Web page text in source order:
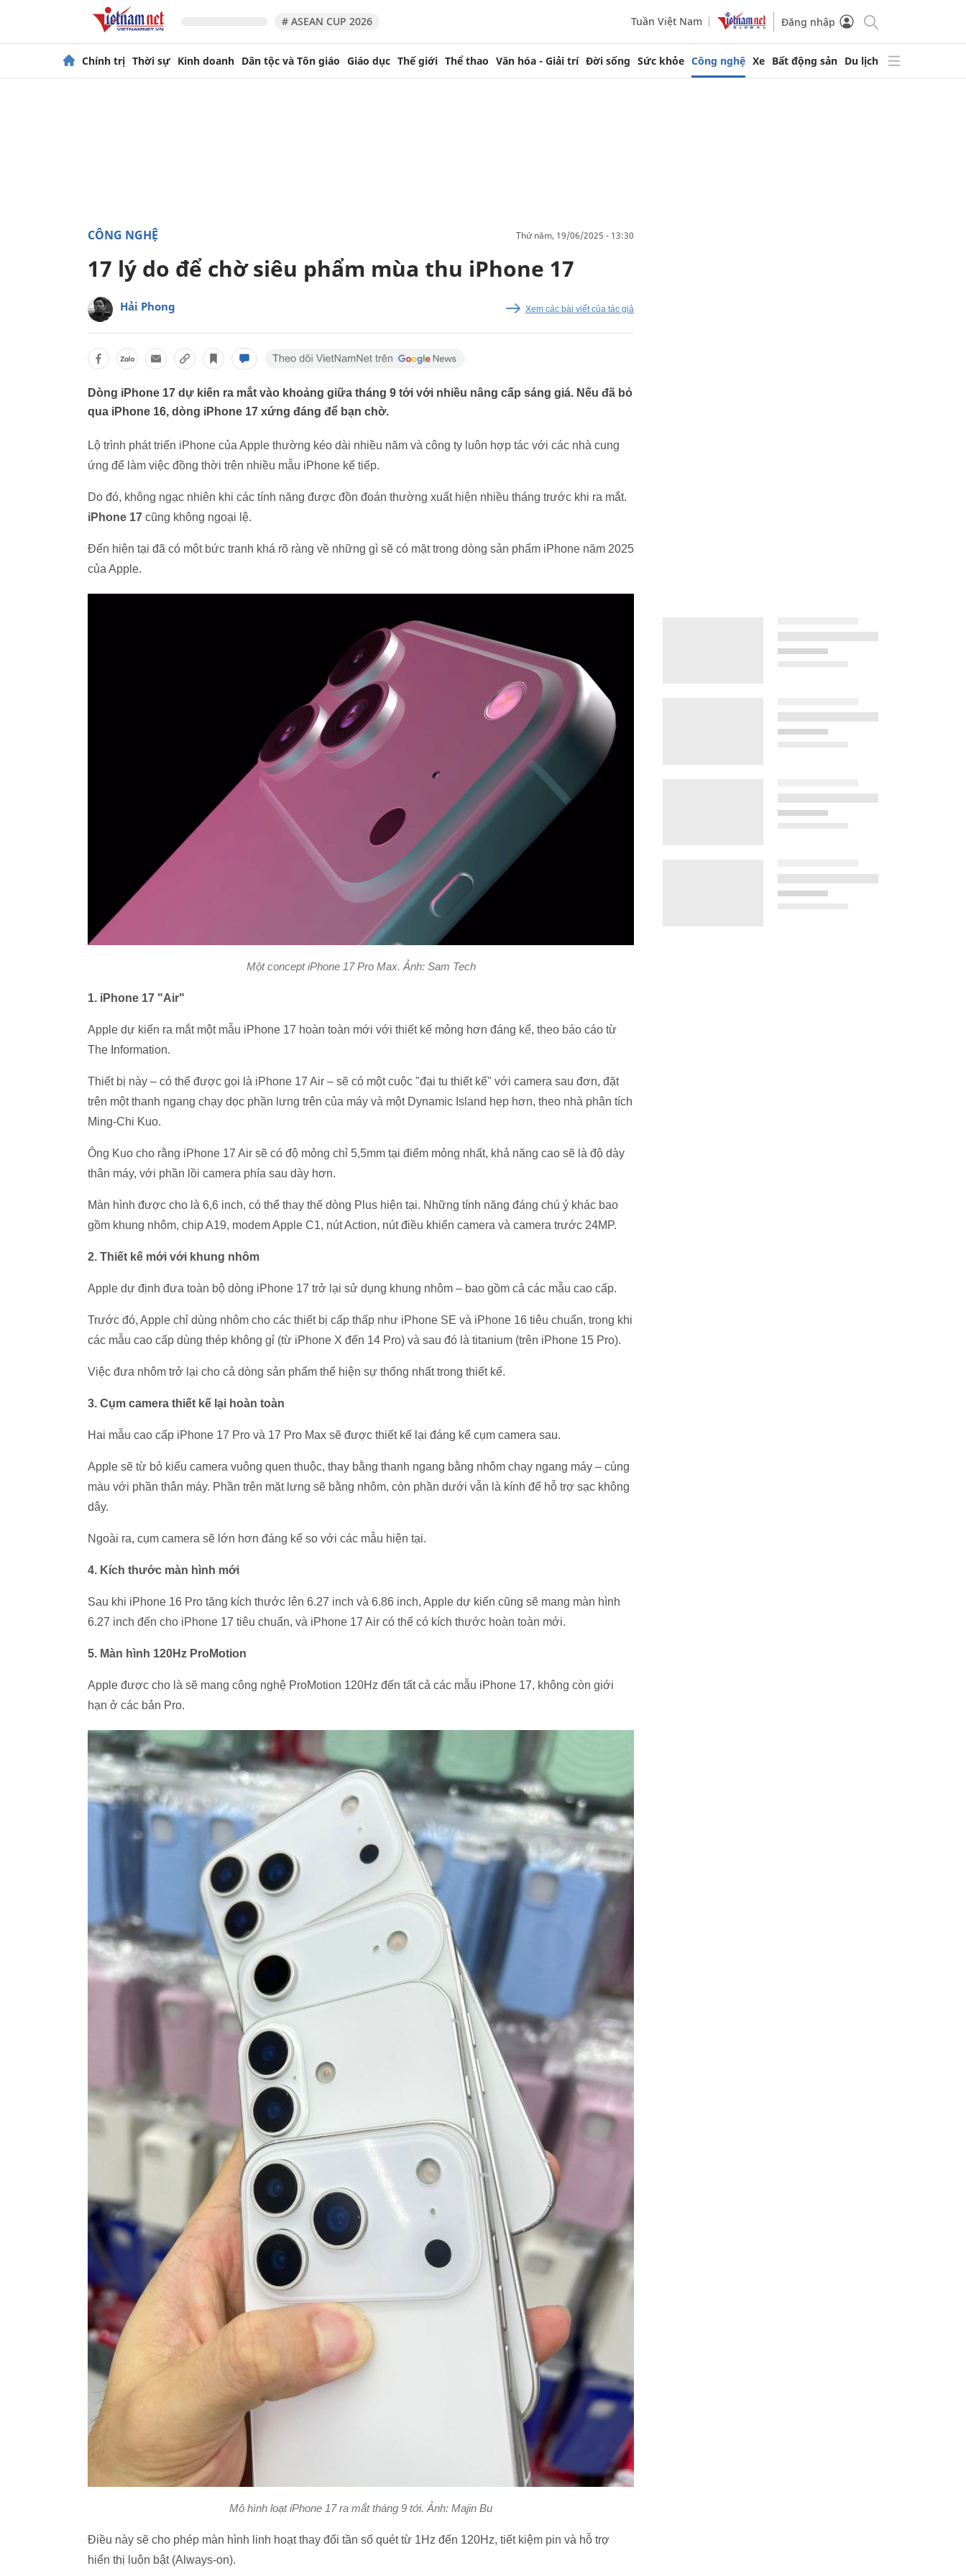
# ASEAN CUP 2026 Tuần Việt Nam Đăng nhập
Chính trị Thời sự Kinh doanh Dân tộc và Tôn giáo Giáo dục Thế giới Thể thao Văn hóa - Giải trí Đời sống Sức khỏe Công nghệ Xe Bất động sản Du lịch
CÔNG NGHỆ thứ năm, 19/06/2025 - 13:30
17 lý do để chờ siêu phẩm mùa thu iPhone 17
Hải Phong Xem các bài viết của tác giả
Dòng iPhone 17 dự kiến ra mắt vào khoảng giữa tháng 9 tới với nhiều nâng cấp sáng giá. Nếu đã bỏ
qua iPhone 16, dòng iPhone 17 xứng đáng để bạn chờ.
Lộ trình phát triển iPhone của Apple thường kéo dài nhiều năm và công ty luôn hợp tác với các nhà cung
ứng để làm việc đồng thời trên nhiều mẫu iPhone kế tiếp.
Do đó, không ngạc nhiên khi các tính năng được đồn đoán thường xuất hiện nhiều tháng trước khi ra mắt.
iPhone 17 cũng không ngoại lệ.
Đến hiện tại đã có một bức tranh khá rõ ràng về những gì sẽ có mặt trong dòng sản phẩm iPhone năm 2025
của Apple.
Một concept iPhone 17 Pro Max. Ảnh: Sam Tech
1. iPhone 17 "Air"
Apple dự kiến ra mắt một mẫu iPhone 17 hoàn toàn mới với thiết kế mỏng hơn đáng kể, theo báo cáo từ
The Information.
Thiết bị này – có thể được gọi là iPhone 17 Air – sẽ có một cuộc "đại tu thiết kế" với camera sau đơn, đặt
trên một thanh ngang chạy dọc phần lưng trên của máy và một Dynamic Island hẹp hơn, theo nhà phân tích
Ming-Chi Kuo.
Ông Kuo cho rằng iPhone 17 Air sẽ có độ mỏng chỉ 5,5mm tại điểm mỏng nhất, khả năng cao sẽ là độ dày
thân máy, với phần lồi camera phía sau dày hơn.
Màn hình được cho là 6,6 inch, có thể thay thế dòng Plus hiện tại. Những tính năng đáng chú ý khác bao
gồm khung nhôm, chip A19, modem Apple C1, nút Action, nút điều khiển camera và camera trước 24MP.
2. Thiết kế mới với khung nhôm
Apple dự định đưa toàn bộ dòng iPhone 17 trở lại sử dụng khung nhôm – bao gồm cả các mẫu cao cấp.
Trước đó, Apple chỉ dùng nhôm cho các thiết bị cấp thấp như iPhone SE và iPhone 16 tiêu chuẩn, trong khi
các mẫu cao cấp dùng thép không gỉ (từ iPhone X đến 14 Pro) và sau đó là titanium (trên iPhone 15 Pro).
Việc đưa nhôm trở lại cho cả dòng sản phẩm thể hiện sự thống nhất trong thiết kế.
3. Cụm camera thiết kế lại hoàn toàn
Hai mẫu cao cấp iPhone 17 Pro và 17 Pro Max sẽ được thiết kế lại đáng kể cụm camera sau.
Apple sẽ từ bỏ kiểu camera vuông quen thuộc, thay bằng thanh ngang bằng nhôm chạy ngang máy – cùng
màu với phần thân máy. Phần trên mặt lưng sẽ bằng nhôm, còn phần dưới vẫn là kính để hỗ trợ sạc không
dây.
Ngoài ra, cụm camera sẽ lớn hơn đáng kể so với các mẫu hiện tại.
4. Kích thước màn hình mới
Sau khi iPhone 16 Pro tăng kích thước lên 6.27 inch và 6.86 inch, Apple dự kiến cũng sẽ mang màn hình
6.27 inch đến cho iPhone 17 tiêu chuẩn, và iPhone 17 Air có thể có kích thước hoàn toàn mới.
5. Màn hình 120Hz ProMotion
Apple được cho là sẽ mang công nghệ ProMotion 120Hz đến tất cả các mẫu iPhone 17, không còn giới
hạn ở các bản Pro.
Mô hình loạt iPhone 17 ra mắt tháng 9 tới. Ảnh: Majin Bu
Điều này sẽ cho phép màn hình linh hoạt thay đổi tần số quét từ 1Hz đến 120Hz, tiết kiệm pin và hỗ trợ
hiển thị luôn bật (Always-on).